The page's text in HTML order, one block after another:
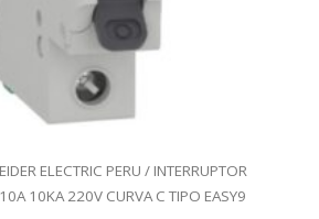
ELECTRIC PERU / INTERRUPTOR
10KA 220V CURVA C TIPO EASY9